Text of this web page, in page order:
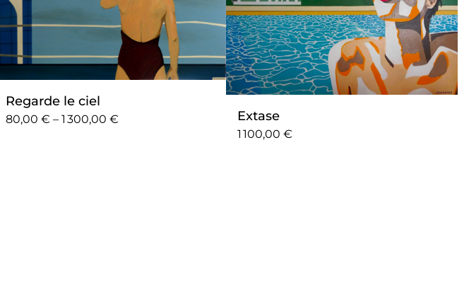
Regarde le ciel
80,00 € – 1 300,00 € Extase
1 100,00 €